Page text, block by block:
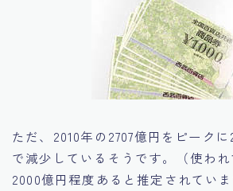
ただ、2010年の2707億円をピークに
で減少しているそうです。（使わ
2000億円程度あると推定されていま